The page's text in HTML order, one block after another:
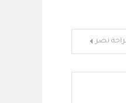
نصر